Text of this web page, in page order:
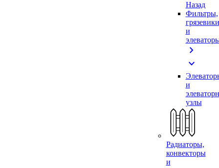
Назад
Фильтры,
грязевики
и
chevron_right
expand_more
и
узлы
Радиаторы,
конвекторы
и